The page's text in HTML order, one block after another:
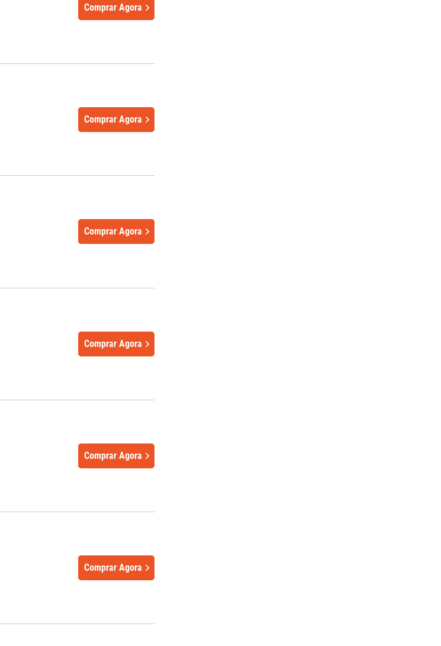
Comprar Agora
Comprar Agora
Comprar Agora
Comprar Agora
Comprar Agora
Comprar Agora